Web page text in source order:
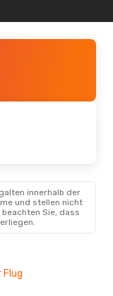
innerhalb der
und stellen nicht
Sie, dass